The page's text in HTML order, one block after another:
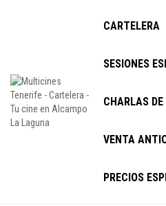
CARTELERA
SESIONES
CHARLAS DE
VENTA
PRECIOS